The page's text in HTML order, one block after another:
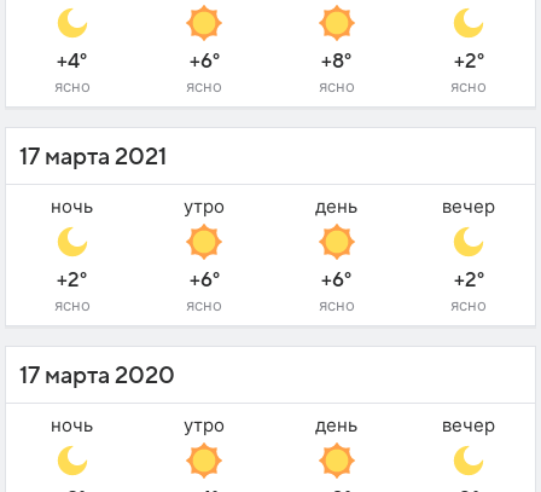
+4°
ясно
+6°
ясно
+8°
ясно
+2°
ясно
17 марта 2021
ночь
+2°
ясно
утро
+6°
ясно
день
+6°
ясно
вечер
+2°
ясно
17 марта 2020
ночь утро день вечер